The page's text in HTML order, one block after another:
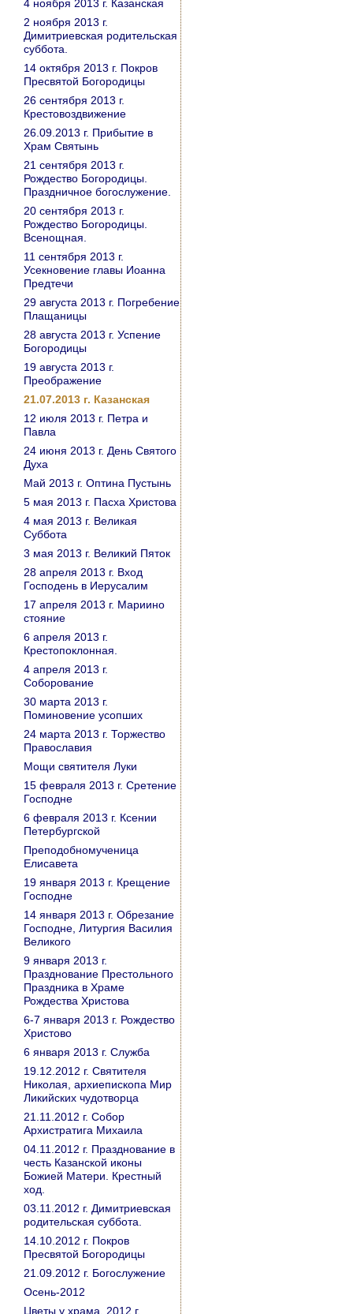
4 ноября 2013 г. Казанская
2 ноября 2013 г.
Димитриевская родительская
суббота.
14 октября 2013 г. Покров
Пресвятой Богородицы
26 сентября 2013 г.
Крестовоздвижение
26.09.2013 г. Прибытие в
Храм Святынь
21 сентября 2013 г.
Рождество Богородицы.
Праздничное богослужение.
20 сентября 2013 г.
Рождество Богородицы.
Всенощная.
11 сентября 2013 г.
Усекновение главы Иоанна
Предтечи
29 августа 2013 г. Погребение
Плащаницы
28 августа 2013 г. Успение
Богородицы
19 августа 2013 г.
Преображение
21.07.2013 г. Казанская
12 июля 2013 г. Петра и
Павла
24 июня 2013 г. День Святого
Духа
Май 2013 г. Оптина Пустынь
5 мая 2013 г. Пасха Христова
4 мая 2013 г. Великая
Суббота
3 мая 2013 г. Великий Пяток
28 апреля 2013 г. Вход
Господень в Иерусалим
17 апреля 2013 г. Мариино
стояние
6 апреля 2013 г.
Крестопоклонная.
4 апреля 2013 г.
Соборование
30 марта 2013 г.
Поминовение усопших
24 марта 2013 г. Торжество
Православия
Мощи святителя Луки
15 февраля 2013 г. Сретение
Господне
6 февраля 2013 г. Ксении
Петербургской
Преподобномученица
Елисавета
19 января 2013 г. Крещение
Господне
14 января 2013 г. Обрезание
Господне, Литургия Василия
Великого
9 января 2013 г.
Празднование Престольного
Праздника в Храме
Рождества Христова
6-7 января 2013 г. Рождество
Христово
6 января 2013 г. Служба
19.12.2012 г. Святителя
Николая, архиепископа Мир
Ликийских чудотворца
21.11.2012 г. Собор
Архистратига Михаила
04.11.2012 г. Празднование в
честь Казанской иконы
Божией Матери. Крестный
ход.
03.11.2012 г. Димитриевская
родительская суббота.
14.10.2012 г. Покров
Пресвятой Богородицы
21.09.2012 г. Богослужение
Осень-2012
Цветы у храма, 2012 г.